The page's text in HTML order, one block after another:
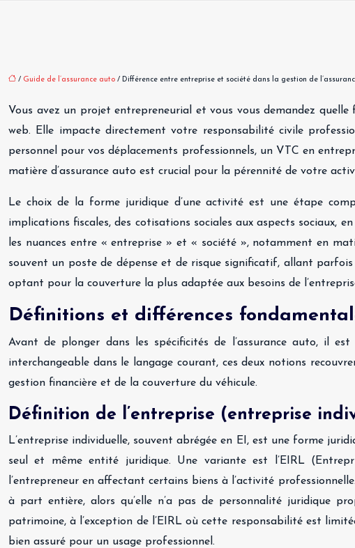
/ Guide de l’assurance auto / Différence entre entreprise et société dans la gestion de
Vous avez un projet entrepreneurial et vous vous demandez
web. Elle impacte directement votre responsabilité civile
personnel pour vos déplacements professionnels, un VTC en
matière d’assurance auto est crucial pour la pérennité de votre
Le choix de la forme juridique d’une activité est une étape
implications fiscales, des cotisations sociales aux aspects
les nuances entre « entreprise » et « société », notamment en
souvent un poste de dépense et de risque significatif, allant
optant pour la couverture la plus adaptée aux besoins de
Définitions et différences
Avant de plonger dans les spécificités de l’assurance auto, il
interchangeable dans le langage courant, ces deux notions
gestion financière et de la couverture du véhicule.
Définition de l’entreprise (entreprise
L’entreprise individuelle, souvent abrégée en EI, est une forme
seul et même entité juridique. Une variante est l’EIRL
l’entrepreneur en affectant certains biens à l’activité
à part entière, alors qu’elle n’a pas de personnalité juridique
patrimoine, à l’exception de l’EIRL où cette responsabilité est
bien assuré pour un usage professionnel.